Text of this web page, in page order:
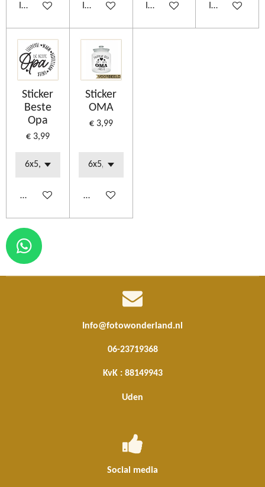
In winkelwagen In winkelwagen In winkelwagen In
Sticker
Beste
Opa
€ 3,99
Bekijk details
Sticker
OMA
€ 3,99
Bekijk details
W
Info@fotowonderland.nl
06-23719368
KvK : 88149943
Uden
Social media